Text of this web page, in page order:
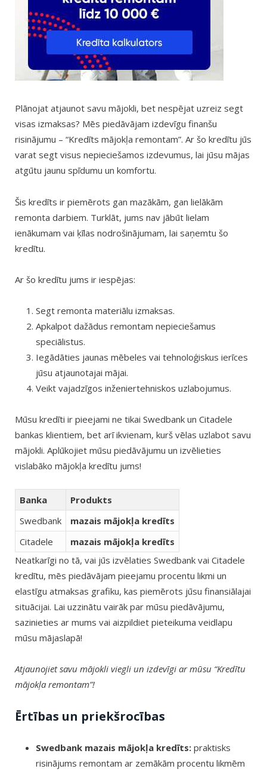
Plānojat atjaunot savu mājokli, bet nespējat uzreiz segt
visas izmaksas? Mēs piedāvājam izdevīgu finanšu
risinājumu – “Kredīts mājokļa remontam”. Ar šo kredītu jūs
varat segt visus nepieciešamos izdevumus, lai jūsu mājas
atgūtu jaunu spīdumu un komfortu.
Šis kredīts ir piemērots gan mazākām, gan lielākām
remonta darbiem. Turklāt, jums nav jābūt lielam
ienākumam vai ķīlas nodrošinājumam, lai saņemtu šo
kredītu.
Ar šo kredītu jums ir iespējas:
Segt remonta materiālu izmaksas.
Apkalpot dažādus remontam nepieciešamus
speciālistus.
Iegādāties jaunas mēbeles vai tehnoloģiskus ierīces
jūsu atjaunotajai mājai.
Veikt vajadzīgos inženiertehniskos uzlabojumus.
Mūsu kredīti ir pieejami ne tikai Swedbank un Citadele
bankas klientiem, bet arī ikvienam, kurš vēlas uzlabot savu
mājokli. Aplūkojiet mūsu piedāvājumu un izvēlieties
vislabāko mājokļa kredītu jums!
Banka
Produkts
Swedbank
mazais mājokļa kredīts
Citadele
mazais mājokļa kredīts
Neatkarīgi no tā, vai jūs izvēlaties Swedbank vai Citadele
kredītu, mēs piedāvājam pieejamu procentu likmi un
elastīgu atmaksas grafiku, kas piemērots jūsu finansiālajai
situācijai. Lai uzzinātu vairāk par mūsu piedāvājumu,
sazinieties ar mums vai aizpildiet pieteikuma veidlapu
mūsu mājaslapā!
Atjaunojiet savu mājokli viegli un izdevīgi ar mūsu “Kredītu
mājokļa remontam”!
Ērtības un priekšrocības
Swedbank mazais mājokļa kredīts: praktisks
risinājums remontam ar zemākām procentu likmēm